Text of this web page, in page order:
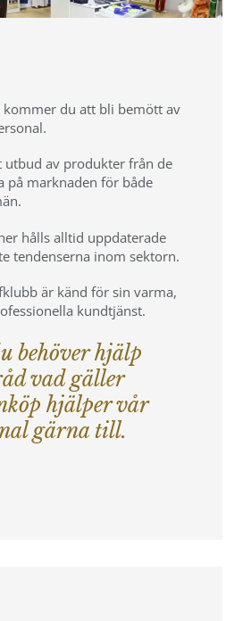
kommer du att bli bemött av
utbud av produkter från de
på marknaden för både
hålls alltid uppdaterade
tendenserna inom sektorn.
är känd för sin varma,
kundtjänst.
behöver hjälp
vad gäller
hjälper vår
gärna till.